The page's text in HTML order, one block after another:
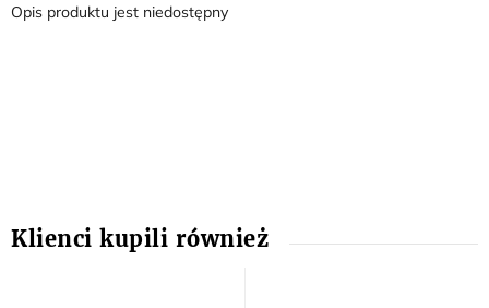
Opis produktu jest niedostępny